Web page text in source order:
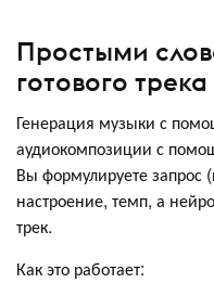
Простыми
готового трека
Генерация музыки с
аудиокомпозиции с
Вы формулируете запрос
настроение, темп, а
трек.
Как это работает: